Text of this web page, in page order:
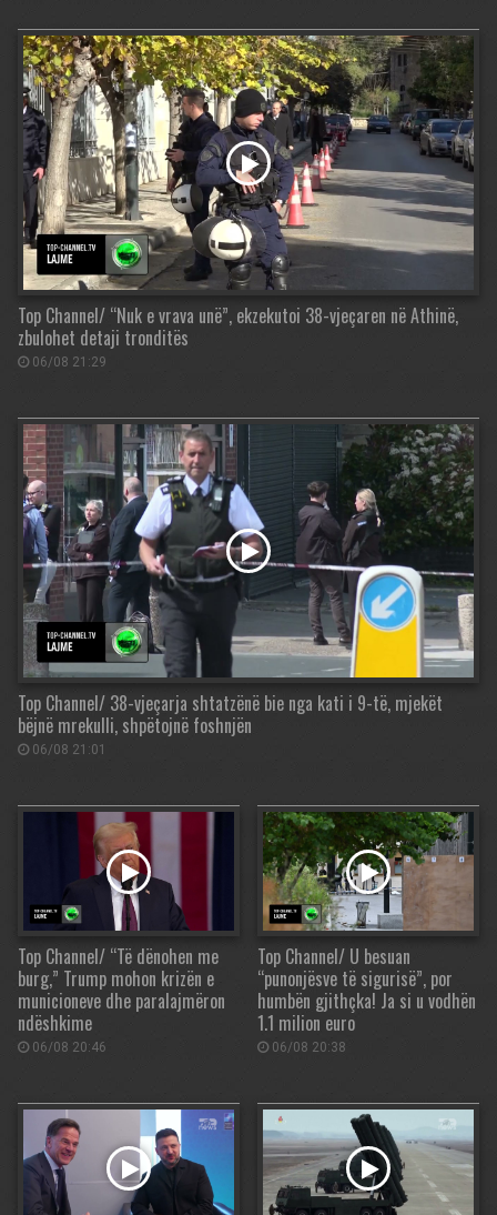
Top Channel/ “Nuk e vrava unë”, ekzekutoi 38-vjeçaren në Athinë,
zbulohet detaji tronditës
06/08 21:29
Top Channel/ 38-vjeçarja shtatzënë bie nga kati i 9-të, mjekët
bëjnë mrekulli, shpëtojnë foshnjën
06/08 21:01
Top Channel/ “Të dënohen me
burg,” Trump mohon krizën e
municioneve dhe paralajmëron
ndëshkime
06/08 20:46
Top Channel/ U besuan
“punonjësve të sigurisë”, por
humbën gjithçka! Ja si u vodhën
1.1 milion euro
06/08 20:38